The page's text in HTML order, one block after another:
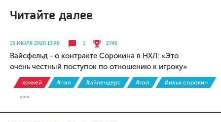
Читайте далее
13 ИЮЛЯ 2020 13:40 1 2743
Вайсфельд - о контракте Сорокина в НХЛ: «Это
очень честный поступок по отношению к игроку»
хоккей #нхл #айлендерс #кхл #илья сорокин